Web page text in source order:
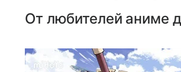
От любителей аниме